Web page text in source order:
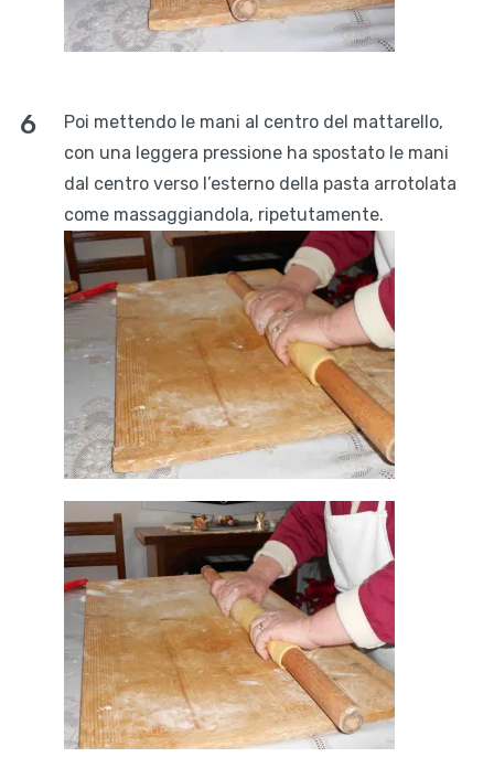
Poi mettendo le mani al centro del mattarello,
con una leggera pressione ha spostato le mani
dal centro verso l’esterno della pasta arrotolata
come massaggiandola, ripetutamente.